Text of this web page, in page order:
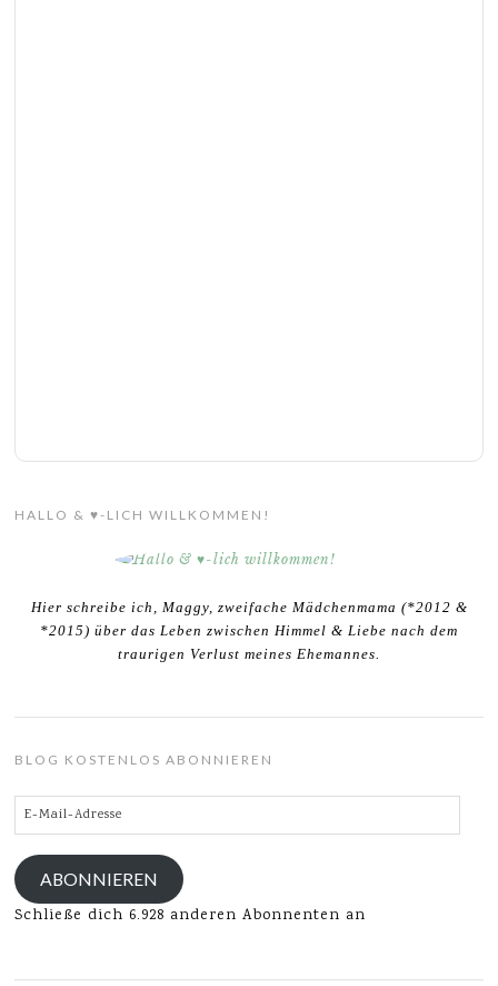
HALLO & ♥-LICH WILLKOMMEN!
Hier schreibe ich, Maggy, zweifache Mädchenmama (*2012 &
*2015) über das Leben zwischen Himmel & Liebe nach dem
traurigen Verlust meines Ehemannes.
BLOG KOSTENLOS ABONNIEREN
E-
Mail-
Adresse
ABONNIEREN
Schließe dich 6.928 anderen Abonnenten an